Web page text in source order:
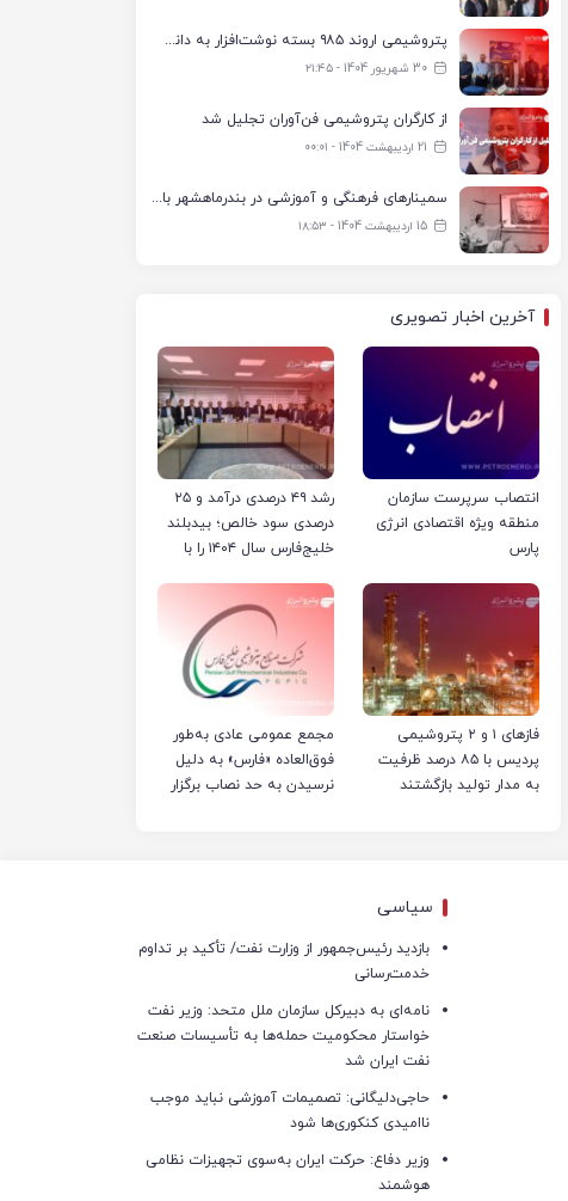
پتروشیمی اروند ۹۸۵ بسته نوشت‌افزار به دانش‌آموزان تحت پوشش کمیته امداد بندرماهشهر اهدا کرد
30 شهریور 1404 - ۲۱:۴۵
از کارگران پتروشیمی فن‌آوران تجلیل شد
21 اردیبهشت 1404 - ۰۰:۰۱
سمینارهای فرهنگی و آموزشی در بندرماهشهر با همکاری فرهنگ‌سرای پتروشیمی مارون
15 اردیبهشت 1404 - ۱۸:۵۳
آخرین اخبار تصویری
انتصاب سرپرست سازمان
منطقه ویژه اقتصادی انرژی
پارس
رشد ۴۹ درصدی درآمد و ۲۵
درصدی سود خالص؛ بیدبلند
خلیج‌فارس سال ۱۴۰۴ را با
رساند
فازهای ۱ و ۲ پتروشیمی
پردیس با ۸۵ درصد ظرفیت
به مدار تولید بازگشتند
مجمع عمومی عادی به‌طور
فوق‌العاده «فارس» به دلیل
نرسیدن به حد نصاب برگزار
سیاسی
بازدید رئیس‌جمهور از وزارت نفت/ تأکید بر تداوم
خدمت‌رسانی
نامه‌ای به دبیرکل سازمان ملل متحد: وزیر نفت
خواستار محکومیت حمله‌ها به تأسیسات صنعت
نفت ایران شد
حاجی‌دلیگانی: تصمیمات آموزشی نباید موجب
ناامیدی کنکوری‌ها شود
وزیر دفاع: حرکت ایران به‌سوی تجهیزات نظامی
هوشمند